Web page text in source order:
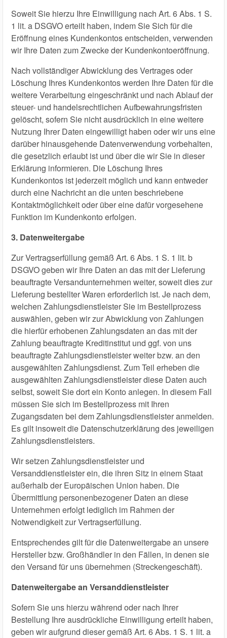
Soweit Sie hierzu Ihre Einwilligung nach Art. 6 Abs. 1 S.
1 lit. a DSGVO erteilt haben, indem Sie Sich für die
Eröffnung eines Kundenkontos entscheiden, verwenden
wir Ihre Daten zum Zwecke der Kundenkontoeröffnung.
Nach vollständiger Abwicklung des Vertrages oder
Löschung Ihres Kundenkontos werden Ihre Daten für die
weitere Verarbeitung eingeschränkt und nach Ablauf der
steuer- und handelsrechtlichen Aufbewahrungsfristen
gelöscht, sofern Sie nicht ausdrücklich in eine weitere
Nutzung Ihrer Daten eingewilligt haben oder wir uns eine
darüber hinausgehende Datenverwendung vorbehalten,
die gesetzlich erlaubt ist und über die wir Sie in dieser
Erklärung informieren. Die Löschung Ihres
Kundenkontos ist jederzeit möglich und kann entweder
durch eine Nachricht an die unten beschriebene
Kontaktmöglichkeit oder über eine dafür vorgesehene
Funktion im Kundenkonto erfolgen.
3. Datenweitergabe
Zur Vertragserfüllung gemäß Art. 6 Abs. 1 S. 1 lit. b
DSGVO geben wir Ihre Daten an das mit der Lieferung
beauftragte Versandunternehmen weiter, soweit dies zur
Lieferung bestellter Waren erforderlich ist. Je nach dem,
welchen Zahlungsdienstleister Sie im Bestellprozess
auswählen, geben wir zur Abwicklung von Zahlungen
die hierfür erhobenen Zahlungsdaten an das mit der
Zahlung beauftragte Kreditinstitut und ggf. von uns
beauftragte Zahlungsdienstleister weiter bzw. an den
ausgewählten Zahlungsdienst. Zum Teil erheben die
ausgewählten Zahlungsdienstleister diese Daten auch
selbst, soweit Sie dort ein Konto anlegen. In diesem Fall
müssen Sie sich im Bestellprozess mit Ihren
Zugangsdaten bei dem Zahlungsdienstleister anmelden.
Es gilt insoweit die Datenschutzerklärung des jeweiligen
Zahlungsdienstleisters.
Wir setzen Zahlungsdienstleister und
Versanddienstleister ein, die ihren Sitz in einem Staat
außerhalb der Europäischen Union haben. Die
Übermittlung personenbezogener Daten an diese
Unternehmen erfolgt lediglich im Rahmen der
Notwendigkeit zur Vertragserfüllung.
Entsprechendes gilt für die Datenweitergabe an unsere
Hersteller bzw. Großhändler in den Fällen, in denen sie
den Versand für uns übernehmen (Streckengeschäft).
Datenweitergabe an Versanddienstleister
Sofern Sie uns hierzu während oder nach Ihrer
Bestellung Ihre ausdrückliche Einwilligung erteilt haben,
geben wir aufgrund dieser gemäß Art. 6 Abs. 1 S. 1 lit. a